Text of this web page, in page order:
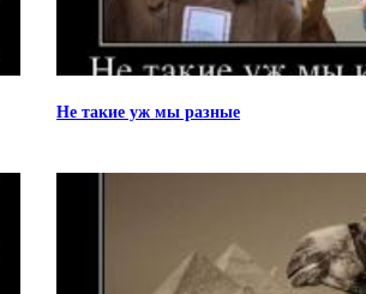
Не такие уж мы разные